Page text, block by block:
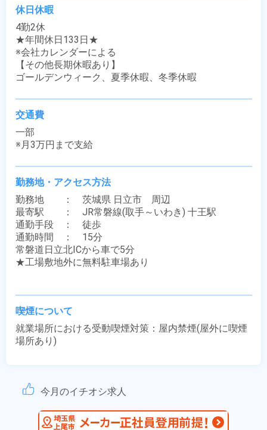
休日休暇
4勤2休
★年間休日133日★
※会社カレンダーによる
【その他長期休暇あり】
ゴールデンウィーク、夏季休暇、冬季休暇
交通費
一部
※月3万円まで支給
勤務地・アクセス方法
勤務地　　：　茨城県 日立市　周辺
最寄駅　　：　JR常磐線(取手～いわき) 十王駅
通勤手段　：　徒歩
通勤時間　：　15分
常磐道日立北ICから車で5分
★工場敷地外に無料駐車場あり
喫煙について
就業場所における受動喫煙対策：屋内禁煙(屋外に喫煙
場所あり)
今月のイチオシ求人